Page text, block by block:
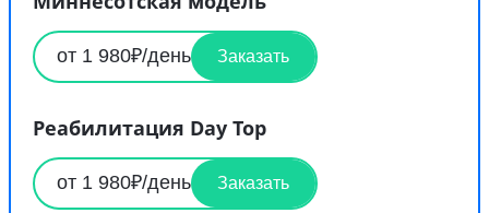
от 1 980₽/день Заказать
Реабилитация Day Top
от 1 980₽/день Заказать